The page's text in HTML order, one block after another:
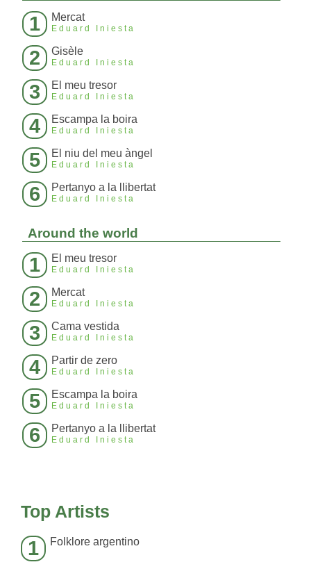
1 Mercat
Eduard Iniesta
2 Gisèle
Eduard Iniesta
3 El meu tresor
Eduard Iniesta
4 Escampa la boira
Eduard Iniesta
5 El niu del meu àngel
Eduard Iniesta
6 Pertanyo a la llibertat
Eduard Iniesta
Around the world
1 El meu tresor
Eduard Iniesta
2 Mercat
Eduard Iniesta
3 Cama vestida
Eduard Iniesta
4 Partir de zero
Eduard Iniesta
5 Escampa la boira
Eduard Iniesta
6 Pertanyo a la llibertat
Eduard Iniesta
Top Artists
1 Folklore argentino